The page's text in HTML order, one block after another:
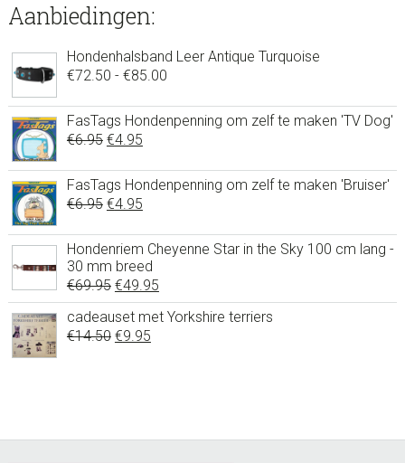
Aanbiedingen:
Hondenhalsband Leer Antique Turquoise
€72.50 - €85.00Prijsklasse:
tot
FasTags Hondenpenning om zelf te maken 'TV Dog'
€6.95 Oorspronkelijke
was:
€6.95.
€4.95Huidige
is:
€4.95.
FasTags Hondenpenning om zelf te maken 'Bruiser'
€6.95 Oorspronkelijke
was:
€6.95.
€4.95Huidige
is:
€4.95.
Hondenriem Cheyenne Star in the Sky 100 cm lang -
30 mm breed
€69.95 Oorspronkelijke
prijs
was:
€49.95Huidige
prijs
is:
cadeauset met Yorkshire terriers
€14.50 Oorspronkelijke
€9.95Huidige